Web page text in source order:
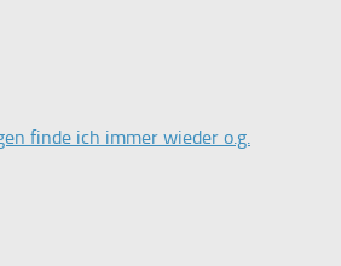
finde ich immer wieder o.g.